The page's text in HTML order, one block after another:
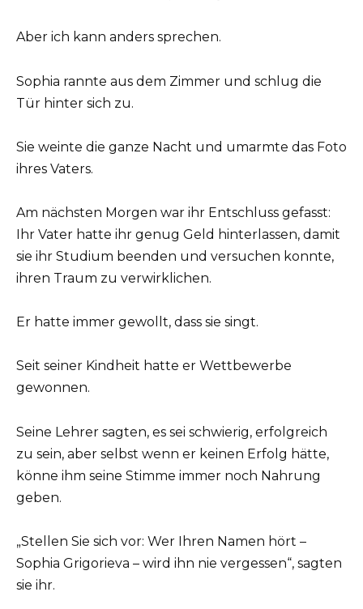
Aber ich kann anders sprechen.
Sophia rannte aus dem Zimmer und schlug die
Tür hinter sich zu.
Sie weinte die ganze Nacht und umarmte das Foto
ihres Vaters.
Am nächsten Morgen war ihr Entschluss gefasst:
Ihr Vater hatte ihr genug Geld hinterlassen, damit
sie ihr Studium beenden und versuchen konnte,
ihren Traum zu verwirklichen.
Er hatte immer gewollt, dass sie singt.
Seit seiner Kindheit hatte er Wettbewerbe
gewonnen.
Seine Lehrer sagten, es sei schwierig, erfolgreich
zu sein, aber selbst wenn er keinen Erfolg hätte,
könne ihm seine Stimme immer noch Nahrung
geben.
„Stellen Sie sich vor: Wer Ihren Namen hört –
Sophia Grigorieva – wird ihn nie vergessen“, sagten
sie ihr.